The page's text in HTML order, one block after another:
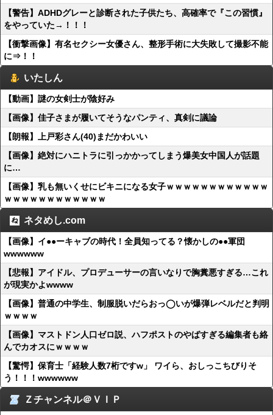
【警告】ADHDグレーと診断された子供たち、高確率で『この習慣』
をやっていた→！！！
【衝撃画像】有名セクシー女優さん、整形手術に大失敗して撮影不能
に⇒！！
いたしん
【動画】謎の女剣士が陰好み
【画像】佳子さまが履いてそうなパンティ、真剣に議論
【朗報】上戸彩さん(40)まだかわいい
【画像】絶対にハニトラに引っかかってしまう爆美女中国人が話題
に…
【画像】乳も無いくせにビキニになる女子ｗｗｗｗｗｗｗｗｗｗｗｗ
ｗｗｗｗｗｗｗｗｗｗｗｗ
ネタめし.com
【画像】イ●●ーキャブの時代！全員知ってる？懐かしの●●軍団
wwwwww
【悲報】アイドル、プロデューサーの言いなりで胸糞悪すぎる…これ
が現実かよwwww
【画像】普通の中学生、制服脱いだらおっ◯いが爆弾レベルだと判明
ｗｗｗｗ
【画像】マストドン人口ゼロ説、ハフポストのやばすぎる編集者も絡
んでカオスにｗｗｗｗ
【驚愕】保育士「経験人数7桁ですw」 ワイら、おしっこちびりそ
う！！！wwwwww
Ｚチャンネル＠ＶＩＰ